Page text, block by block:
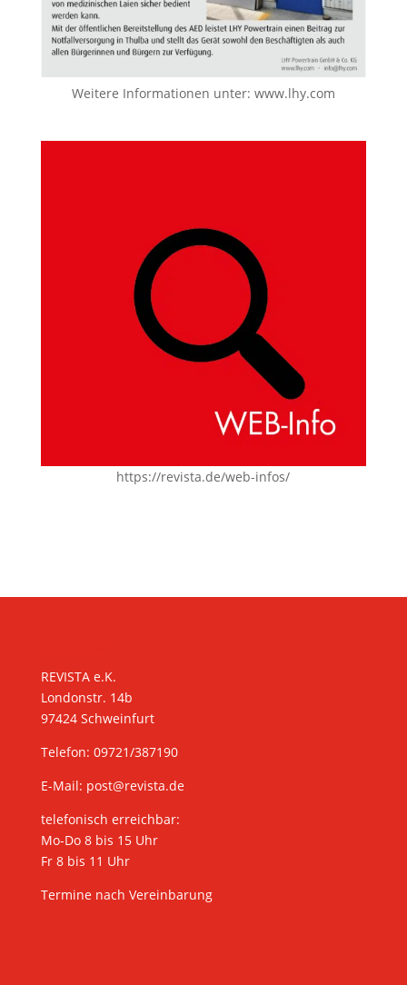
Weitere Informationen unter: www.lhy.com
https://revista.de/web-infos/
REVISTA e.K.
Londonstr. 14b
97424 Schweinfurt
Telefon: 09721/387190
E-Mail: post@revista.de
telefonisch erreichbar:
Mo-Do 8 bis 15 Uhr
Fr 8 bis 11 Uhr
Termine nach Vereinbarung